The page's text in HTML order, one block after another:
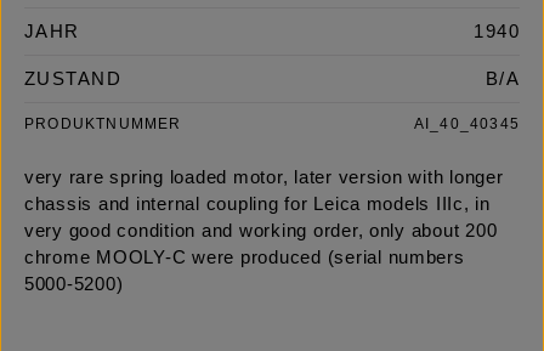
JAHR 1940
ZUSTAND B/A
PRODUKTNUMMER AI_40_40345
very rare spring loaded motor, later version with longer
chassis and internal coupling for Leica models IIIc, in
very good condition and working order, only about 200
chrome MOOLY-C were produced (serial numbers
5000-5200)